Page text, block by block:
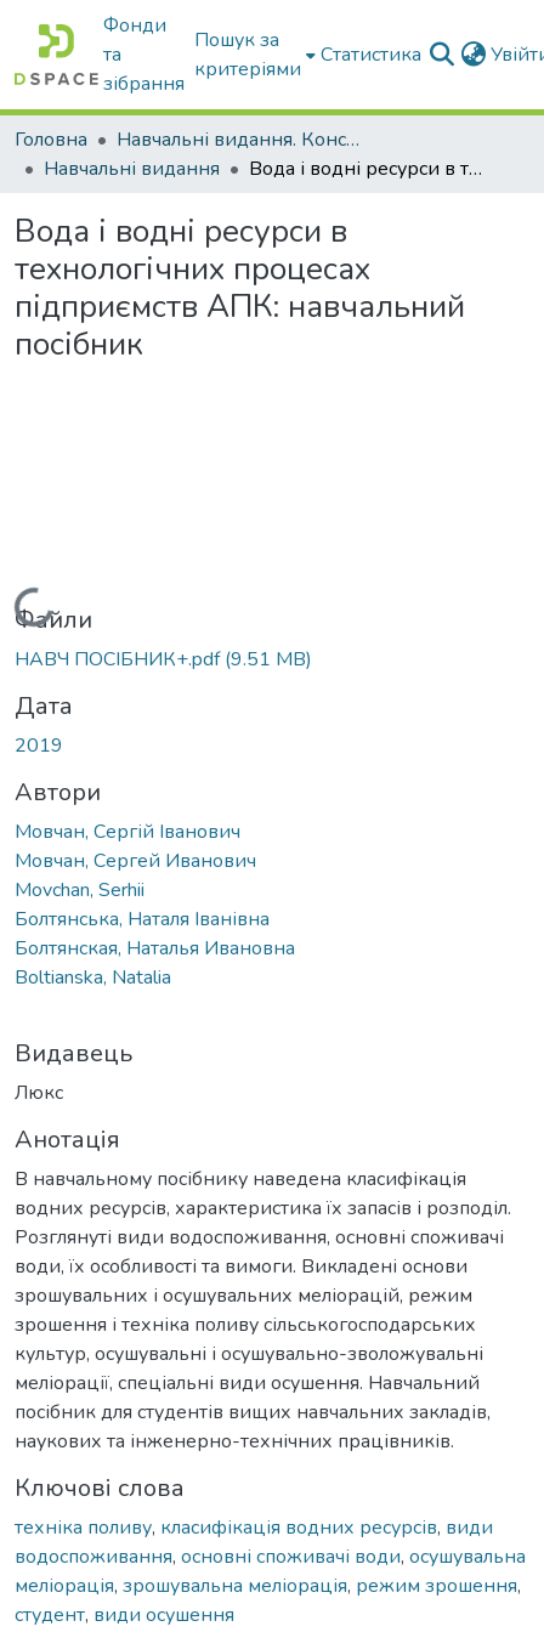
Фонди
та
зібрання
Пошук за
критеріями
Статистика
Головна
Навчальні видання. Конспекти лекцій
Навчальні видання
Вода і водні ресурси в технологічних процесах підприємств АПК: навчальний посібник
Вода і водні ресурси в
технологічних процесах
підприємств АПК: навчальний
посібник
Вантажиться...
Файли
НАВЧ ПОСІБНИК+.pdf(9.51 MB)
Дата
2019
Автори
Мовчан, Сергій Іванович
Мовчан, Сергей Иванович
Movchan, Serhii
Болтянська, Наталя Іванівна
Болтянская, Наталья Ивановна
Boltianska, Natalia
Видавець
Люкс
Анотація
В навчальному посібнику наведена класифікація
водних ресурсів, характеристика їх запасів і розподіл.
Розглянуті види водоспоживання, основні споживачі
води, їх особливості та вимоги. Викладені основи
зрошувальних і осушувальних меліорацій, режим
зрошення і техніка поливу сільськогосподарських
культур, осушувальні і осушувально-зволожувальні
меліорації, спеціальні види осушення. Навчальний
посібник для студентів вищих навчальних закладів,
наукових та інженерно-технічних працівників.
Ключові слова
техніка поливу, класифікація водних ресурсів, види
водоспоживання, основні споживачі води, осушувальна
меліорація, зрошувальна меліорація, режим зрошення,
студент, види осушення